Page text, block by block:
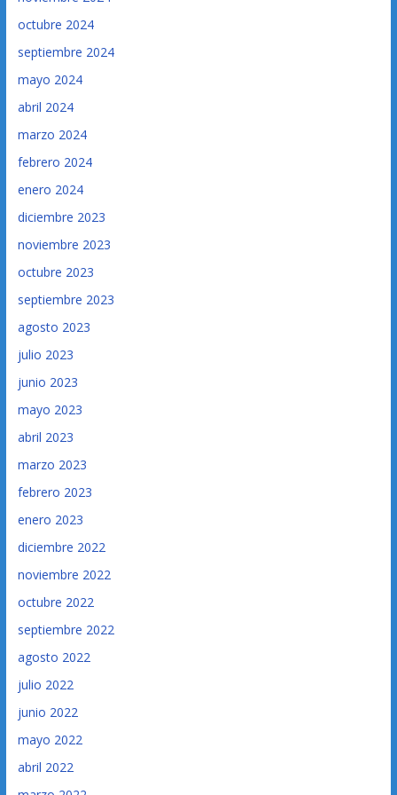
octubre 2024
septiembre 2024
mayo 2024
abril 2024
marzo 2024
febrero 2024
enero 2024
diciembre 2023
noviembre 2023
octubre 2023
septiembre 2023
agosto 2023
julio 2023
junio 2023
mayo 2023
abril 2023
marzo 2023
febrero 2023
enero 2023
diciembre 2022
noviembre 2022
octubre 2022
septiembre 2022
agosto 2022
julio 2022
junio 2022
mayo 2022
abril 2022